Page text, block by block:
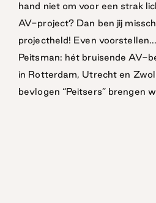
hand niet om voor een strak
AV-project? Dan ben jij
projectheld! Even
Peitsman: hét bruisende AV-
in Rotterdam, Utrecht en
bevlogen “Peitsers” brengen